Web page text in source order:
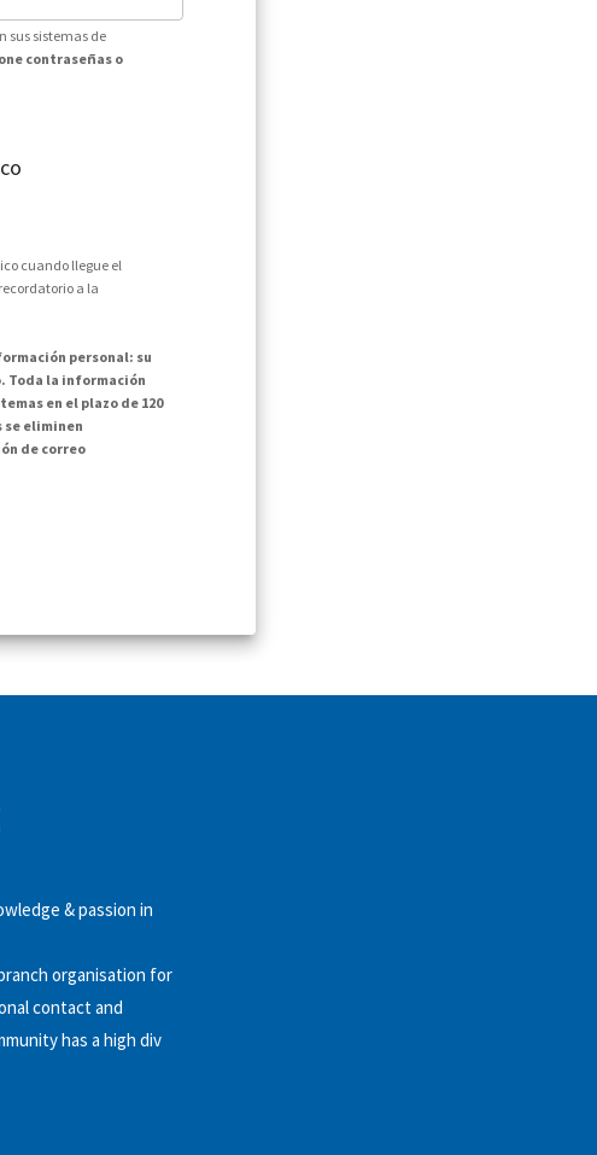
sus sistemas de
contraseñas o
cuando llegue el
a la
personal: su
Toda la información
en el plazo de 120
se eliminen
de correo
& passion in
organisation for
contact and
has a high div